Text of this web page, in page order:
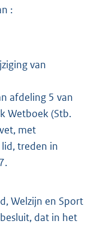
:
van
afdeling 5 van
Wetboek (Stb.
met
treden in
Welzijn en Sport
dat in het